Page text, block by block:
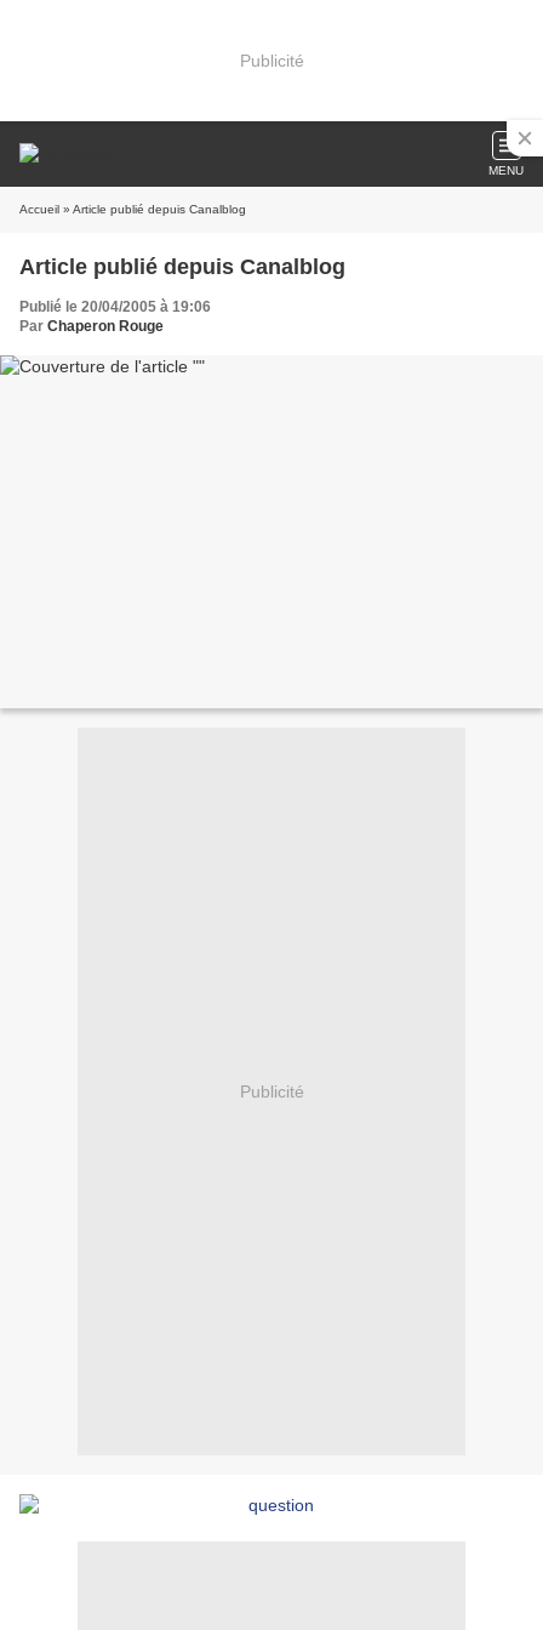
Publicité
MENU
Accueil » Article publié depuis Canalblog
Article publié depuis Canalblog
Publié le 20/04/2005 à 19:06
Par Chaperon Rouge
Publicité